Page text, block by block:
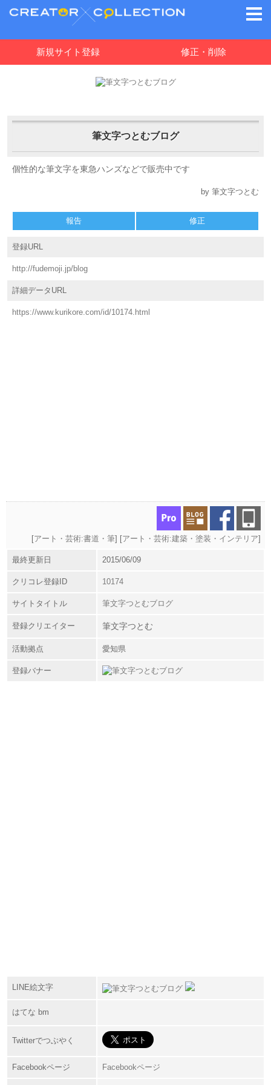
新規サイト登録 修正・削除
筆文字つとむブログ
個性的な筆文字を東急ハンズなどで販売中です
by 筆文字つとむ
報告 修正
登録URL
http://fudemoji.jp/blog
詳細データURL
https://www.kurikore.com/id/10174.html
[アート・芸術:書道・筆] [アート・芸術:建築・塗装・インテリア]
最終更新日 2015/06/09
クリコレ登録ID 10174
サイトタイトル 筆文字つとむブログ
登録クリエイター 筆文字つとむ
活動拠点 愛知県
登録バナー
LINE絵文字
はてな bm
Twitterでつぶやく
Facebookページ Facebookページ